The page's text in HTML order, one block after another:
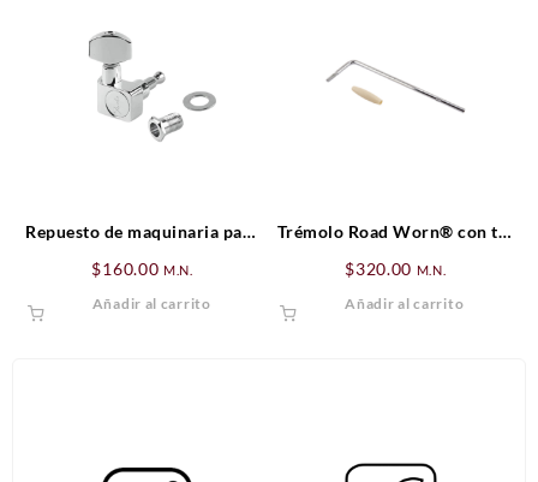
Repuesto de maquinaria para
$160.00 M.N.
Añadir al carrito
Trémolo Road Worn® con tip
$320.00 M.N.
Añadir al carrito